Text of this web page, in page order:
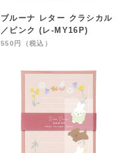
ブルーナ レター クラシカル
／ピンク (レ-MY16P)
550円（税込）